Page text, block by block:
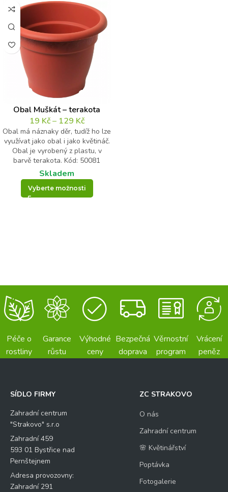
Obal Muškát – terakota
19 Kč– 129 Kč
Obal má náznaky děr, tudíž ho lze
využívat jako obal i jako květináč.
Obal je vyrobený z plastu, v
barvě terakota. Kód: 50081
Skladem
Vyberte možnosti
Péče o
rostliny
Garance
růstu
Výhodné
ceny
Bezpečná
doprava
Věrnostní
program
Vrácení
peněz
SÍDLO FIRMY
Zahradní centrum
"Strakovo" s.r.o
Zahradní 459
593 01 Bystřice nad
Pernštejnem
Adresa provozovny:
Zahradní 291
ZC STRAKOVO
O nás
Zahradní centrum
🌸 Květinářství
Poptávka
Fotogalerie